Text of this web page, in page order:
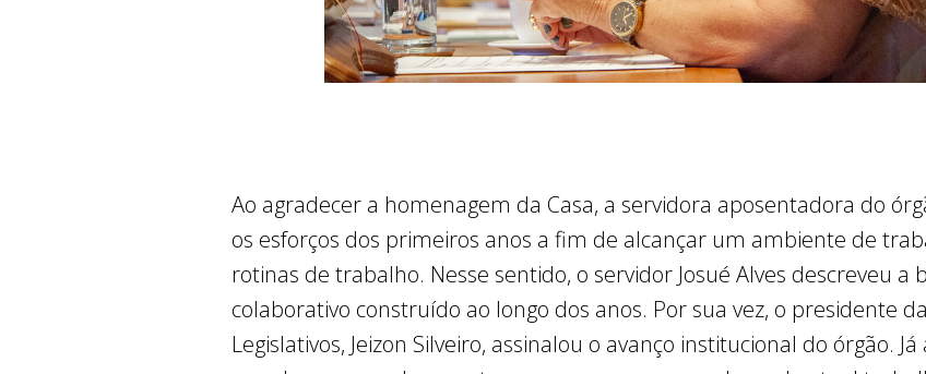
Ao agradecer a homenagem da Casa, a servidora aposentadora do
os esforços dos primeiros anos a fim de alcançar um ambiente de
rotinas de trabalho. Nesse sentido, o servidor Josué Alves descreveu a
colaborativo construído ao longo dos anos. Por sua vez, o presidente
Legislativos, Jeizon Silveiro, assinalou o avanço institucional do órgão.